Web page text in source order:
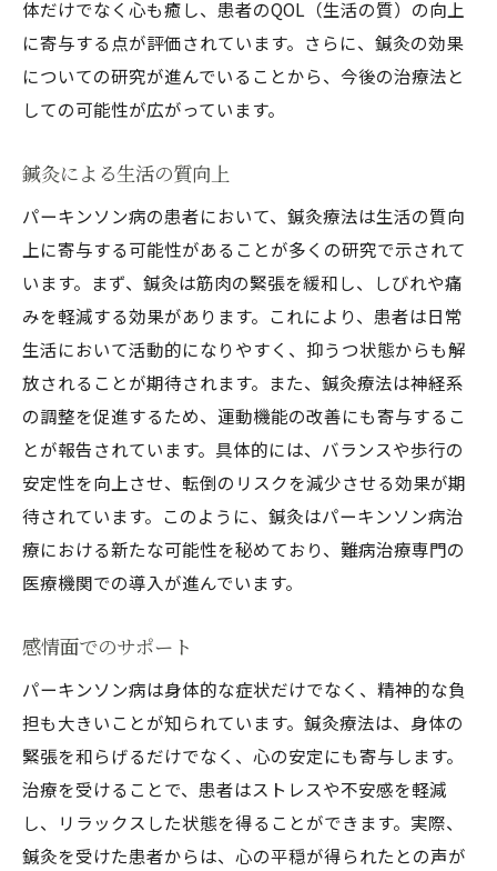
体だけでなく心も癒し、患者のQOL（生活の質）の向上
に寄与する点が評価されています。さらに、鍼灸の効果
についての研究が進んでいることから、今後の治療法と
しての可能性が広がっています。
鍼灸による生活の質向上
パーキンソン病の患者において、鍼灸療法は生活の質向
上に寄与する可能性があることが多くの研究で示されて
います。まず、鍼灸は筋肉の緊張を緩和し、しびれや痛
みを軽減する効果があります。これにより、患者は日常
生活において活動的になりやすく、抑うつ状態からも解
放されることが期待されます。また、鍼灸療法は神経系
の調整を促進するため、運動機能の改善にも寄与するこ
とが報告されています。具体的には、バランスや歩行の
安定性を向上させ、転倒のリスクを減少させる効果が期
待されています。このように、鍼灸はパーキンソン病治
療における新たな可能性を秘めており、難病治療専門の
医療機関での導入が進んでいます。
感情面でのサポート
パーキンソン病は身体的な症状だけでなく、精神的な負
担も大きいことが知られています。鍼灸療法は、身体の
緊張を和らげるだけでなく、心の安定にも寄与します。
治療を受けることで、患者はストレスや不安感を軽減
し、リラックスした状態を得ることができます。実際、
鍼灸を受けた患者からは、心の平穏が得られたとの声が